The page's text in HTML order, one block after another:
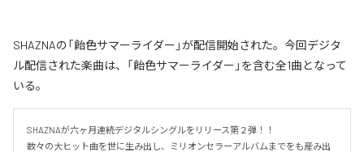
SHAZNAの「飴色サマーライダー」が配信開始された。今回デジタ
ル配信された楽曲は、「飴色サマーライダー」を含む全1曲となって
いる。
SHAZNAが六ヶ月連続デジタルシングルをリリース第２弾！！
数々の大ヒット曲を世に生み出し、ミリオンセラーアルバムまでをも産み出